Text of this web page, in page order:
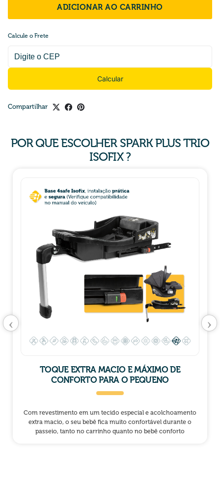
ADICIONAR AO CARRINHO
Calcule o Frete
Calcular
Compartilhar
POR QUE ESCOLHER SPARK PLUS TRIO
ISOFIX ?
TOQUE EXTRA MACIO E MÁXIMO DE
CONFORTO PARA O PEQUENO
Com revestimento em um tecido especial e acolchoamento
extra macio, o seu bebê fica muito confortável durante o
passeio, tanto no carrinho quanto no bebê conforto
‹ ›